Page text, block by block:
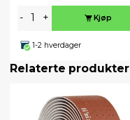
- + Kjøp
1-2 hverdager
Relaterte produkter